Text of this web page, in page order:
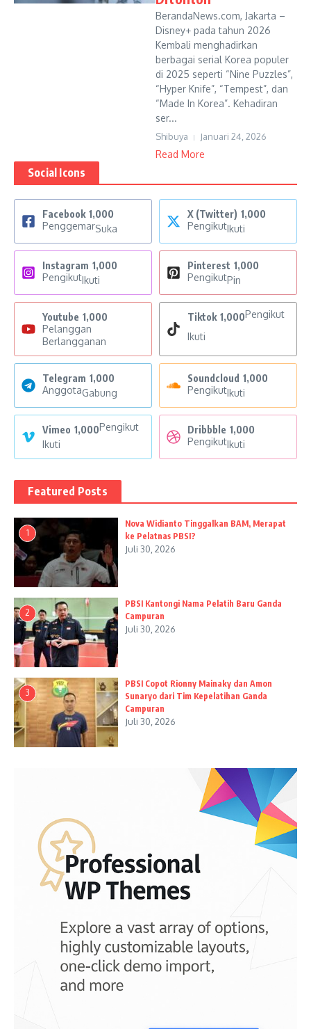
BerandaNews.com, Jakarta –
Disney+ pada tahun 2026
Kembali menghadirkan
berbagai serial Korea populer
di 2025 seperti “Nine Puzzles”,
“Hyper Knife”, “Tempest”, dan
“Made In Korea”. Kehadiran
ser...
Shibuya Januari 24, 2026
Read More
Social Icons
Facebook 1,000
PenggemarSuka
X (Twitter) 1,000
PengikutIkuti
Instagram 1,000
PengikutIkuti
Pinterest 1,000
PengikutPin
Youtube 1,000
Pelanggan
Berlangganan
Tiktok 1,000Pengikut
Ikuti
Telegram 1,000
AnggotaGabung
Soundcloud 1,000
PengikutIkuti
Vimeo 1,000Pengikut
Ikuti
Dribbble 1,000
PengikutIkuti
Featured Posts
1
Nova Widianto Tinggalkan BAM, Merapat
ke Pelatnas PBSI?
Juli 30, 2026
2
PBSI Kantongi Nama Pelatih Baru Ganda
Campuran
Juli 30, 2026
3
PBSI Copot Rionny Mainaky dan Amon
Sunaryo dari Tim Kepelatihan Ganda
Campuran
Juli 30, 2026